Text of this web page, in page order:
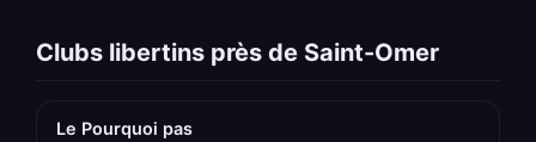
Clubs libertins près de Saint-Omer
Le Pourquoi pas